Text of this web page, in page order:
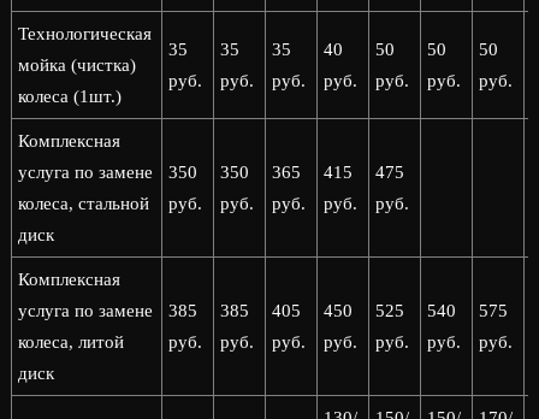
Технологическая
мойка (чистка)
колеса (1шт.)
35
руб.
35
руб.
35
руб.
40
руб.
50
руб.
50
руб.
50
руб.
Комплексная
услуга по замене
колеса, стальной
диск
350
руб.
350
руб.
365
руб.
415
руб.
475
руб.
Комплексная
услуга по замене
колеса, литой
диск
385
руб.
385
руб.
405
руб.
450
руб.
525
руб.
540
руб.
575
руб.